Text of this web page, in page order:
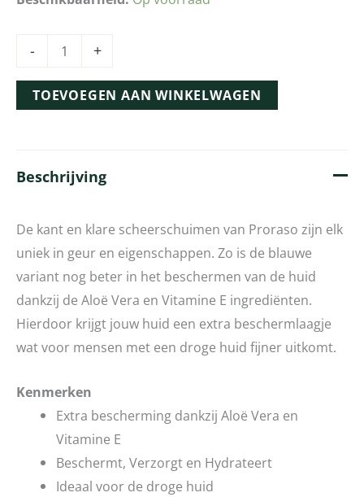
- +
TOEVOEGEN AAN WINKELWAGEN
Beschrijving
De kant en klare scheerschuimen van Proraso zijn elk
uniek in geur en eigenschappen. Zo is de blauwe
variant nog beter in het beschermen van de huid
dankzij de Aloë Vera en Vitamine E ingrediënten.
Hierdoor krijgt jouw huid een extra beschermlaagje
wat voor mensen met een droge huid fijner uitkomt.
Kenmerken
Extra bescherming dankzij Aloë Vera en
Vitamine E
Beschermt, Verzorgt en Hydrateert
Ideaal voor de droge huid